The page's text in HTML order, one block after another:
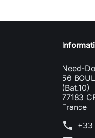
Need-
56
(Bat.10)
77183
France
phone +33